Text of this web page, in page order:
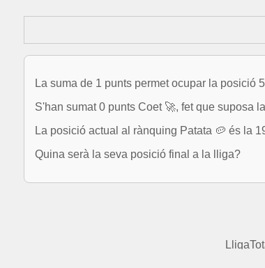
La suma de 1 punts permet ocupar la posició
S'han sumat 0 punts Coet 🚀, fet que suposa
La posició actual al rànquing Patata 🥔 és la
Quina serà la seva posició final a la lliga?